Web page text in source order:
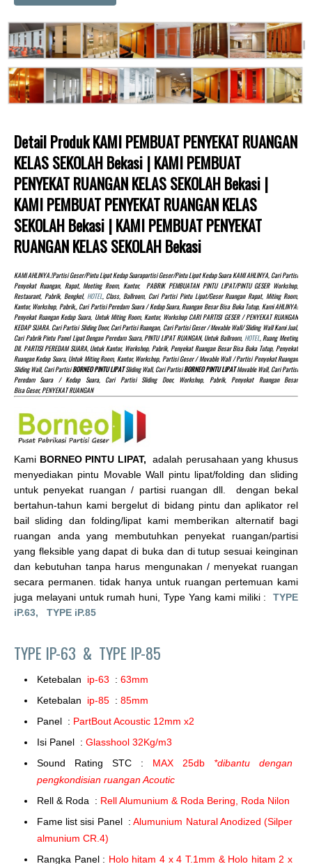
Detail Produk KAMI PEMBUAT PENYEKAT RUANGAN
KELAS SEKOLAH Bekasi | KAMI PEMBUAT
PENYEKAT RUANGAN KELAS SEKOLAH Bekasi |
KAMI PEMBUAT PENYEKAT RUANGAN KELAS
SEKOLAH Bekasi | KAMI PEMBUAT PENYEKAT
RUANGAN KELAS SEKOLAH Bekasi
KAMI AHLINYA.!partisi Geser/pintu Lipat Kedap Suarapartisi Geser/pintu Lipat Kedap Suara KAMI AHLINYA, Cari Partisi
Penyekat Ruangan, Rapat, Meeting Room, Kantor, PABRIK PEMBUATAN PINTU LIPAT/PINTU GESER Workshop,
Restaurant, Pabrik, Bengkel, HOTEL, Class, Ballroom, Cari Partisi Pintu Lipat/Geser Ruangan Rapat, Miting Room,
Kantor, Workshop, Pabrik,, Cari Partisi Peredam Suara / Kedap Suara, Ruangan Besar Bisa Buka Tutup, Kami AHLINYA!
Penyekat Ruangan Kedap Suara, Untuk Miting Room, Kantor, Workshop CARI PARTISI GESER / PENYEKAT RUANGAN
KEDAP SUARA. Cari Partisi Sliding Door, Cari Partisi Ruangan, Cari Partisi Geser / Movable Wall/ Sliding Wall Kami Jual,
Cari Pabrik Pintu Panel Lipat Dengan Peredam Suara, PINTU LIPAT RUANGAN, Untuk Ballroom, HOTEL, Ruang Meeting
Dll. PARTISI PEREDAM SUARA, Untuk Kantor, Workshop, Pabrik, Penyekat Ruangan Besar Bisa Buka Tutup, Penyekat
Ruangan Kedap Suara, Untuk Miting Room, Kantor, Workshop, Partisi Geser / Movable Wall / Partisi Penyekat Ruangan
Sliding Wall, Cari PartisiBORNEO PINTU LIPATSliding Wall, Cari PartisiBORNEO PINTU LIPATMovable Wall, Cari Partisi
Peredam Suara / Kedap Suara, Cari Partisi Sliding Door, Workshop, Pabrik, Penyekat Ruangan Besar
Bisa Geser, PENYEKAT RUANGAN
Kami BORNEO PINTU LIPAT, adalah perusahaan yang khusus
menyediakan pintu Movable Wall pintu lipat/folding dan sliding
untuk penyekat ruangan / partisi ruangan dll. dengan bekal
bertahun-tahun kami bergelut di bidang pintu dan aplikator rel
bail sliding dan folding/lipat kami memberikan alternatif bagi
ruangan anda yang membutuhkan penyekat ruangan/partisi
yang fleksible yang dapat di buka dan di tutup sesuai keinginan
dan kebutuhan tanpa harus mengunakan / menyekat ruangan
secara permanen. tidak hanya untuk ruangan pertemuan kami
juga melayani untuk rumah huni, Type Yang kami miliki : TYPE
iP.63, TYPE iP.85
TYPE IP-63 & TYPE IP-85
Ketebalan ip-63 : 63mm
Ketebalan ip-85 : 85mm
Panel : PartBout Acoustic 12mm x2
Isi Panel : Glasshool 32Kg/m3
Sound Rating STC : MAX 25db *dibantu dengan
pengkondisian ruangan Acoutic
Rell & Roda : Rell Alumunium & Roda Bering, Roda Nilon
Fame list sisi Panel :Alumunium Natural Anodized (Silper
almunium CR.4)
Rangka Panel : Holo hitam 4 x 4 T.1mm & Holo hitam 2 x